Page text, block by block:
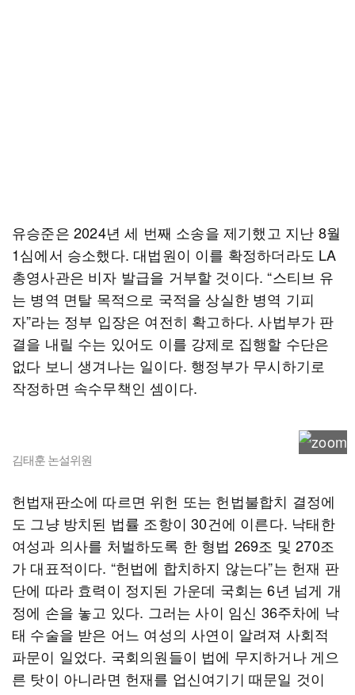
유승준은 2024년 세 번째 소송을 제기했고 지난 8월
1심에서 승소했다. 대법원이 이를 확정하더라도 LA
총영사관은 비자 발급을 거부할 것이다. “스티브 유
는 병역 면탈 목적으로 국적을 상실한 병역 기피
자”라는 정부 입장은 여전히 확고하다. 사법부가 판
결을 내릴 수는 있어도 이를 강제로 집행할 수단은
없다 보니 생겨나는 일이다. 행정부가 무시하기로
작정하면 속수무책인 셈이다.
김태훈 논설위원
헌법재판소에 따르면 위헌 또는 헌법불합치 결정에
도 그냥 방치된 법률 조항이 30건에 이른다. 낙태한
여성과 의사를 처벌하도록 한 형법 269조 및 270조
가 대표적이다. “헌법에 합치하지 않는다”는 헌재 판
단에 따라 효력이 정지된 가운데 국회는 6년 넘게 개
정에 손을 놓고 있다. 그러는 사이 임신 36주차에 낙
태 수술을 받은 어느 여성의 사연이 알려져 사회적
파문이 일었다. 국회의원들이 법에 무지하거나 게으
른 탓이 아니라면 헌재를 업신여기기 때문일 것이